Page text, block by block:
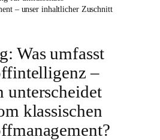
– unser inhaltlicher Zuschnitt
Was umfasst
–
unterscheidet
klassischen